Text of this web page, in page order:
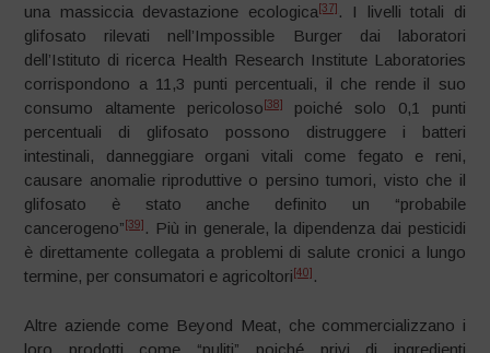
una massiccia devastazione ecologica [37] . I livelli totali di
glifosato rilevati nell’Impossible Burger dai laboratori
dell’Istituto di ricerca Health Research Institute Laboratories
corrispondono a 11,3 punti percentuali, il che rende il suo
consumo altamente pericoloso [38]
poiché solo 0,1 punti
percentuali di glifosato possono distruggere i batteri
intestinali, danneggiare organi vitali come fegato e reni,
causare anomalie riproduttive o persino tumori, visto che il
glifosato è stato anche definito un “probabile
cancerogeno” [39] . Più in generale, la dipendenza dai pesticidi
è direttamente collegata a problemi di salute cronici a lungo
termine, per consumatori e agricoltori [40] .
Altre aziende come Beyond Meat, che commercializzano i
loro prodotti come “puliti” poiché privi di ingredienti